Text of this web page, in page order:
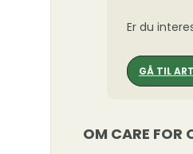
Er du
GÅ TIL
OM CARE FOR